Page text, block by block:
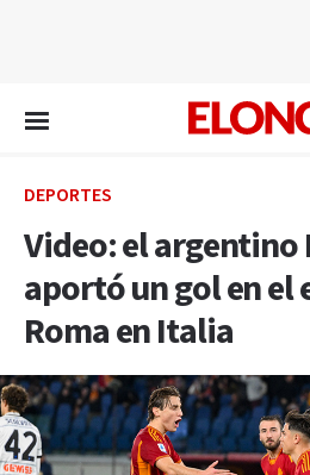
DEPORTES
Video: el argentino
aportó un gol en el
Roma en Italia